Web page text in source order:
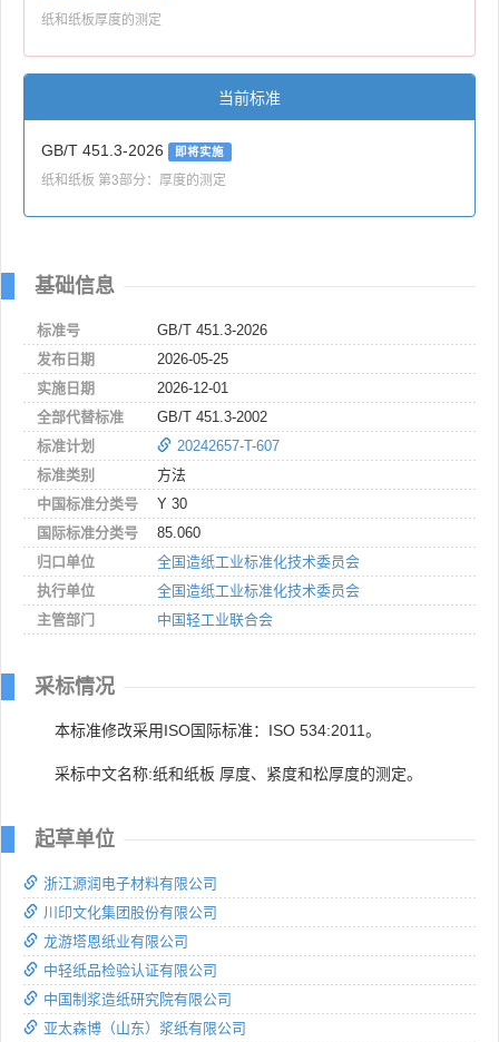
纸和纸板厚度的测定
当前标准
GB/T 451.3-2026 即将实施
纸和纸板 第3部分：厚度的测定
基础信息
标准号
GB/T 451.3-2026
发布日期
2026-05-25
实施日期
2026-12-01
全部代替标准
GB/T 451.3-2002
标准计划
20242657-T-607
标准类别
方法
中国标准分类号
Y 30
国际标准分类号
85.060
归口单位
全国造纸工业标准化技术委员会
执行单位
全国造纸工业标准化技术委员会
主管部门
中国轻工业联合会
采标情况
本标准修改采用ISO国际标准：ISO 534:2011。
采标中文名称:纸和纸板 厚度、紧度和松厚度的测定。
起草单位
浙江源润电子材料有限公司
川印文化集团股份有限公司
龙游塔恩纸业有限公司
中轻纸品检验认证有限公司
中国制浆造纸研究院有限公司
亚太森博（山东）浆纸有限公司